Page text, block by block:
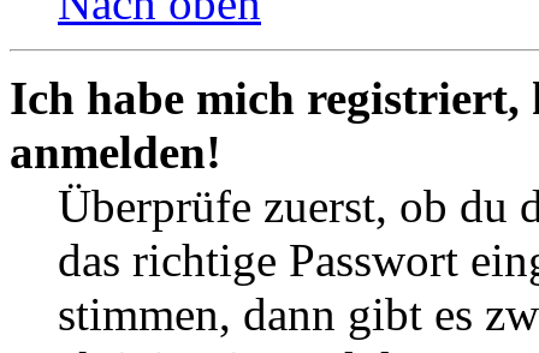
Ich habe mich
anmelden!
Überprüfe zuerst, ob du
das richtige Passwort
stimmen, dann gibt es